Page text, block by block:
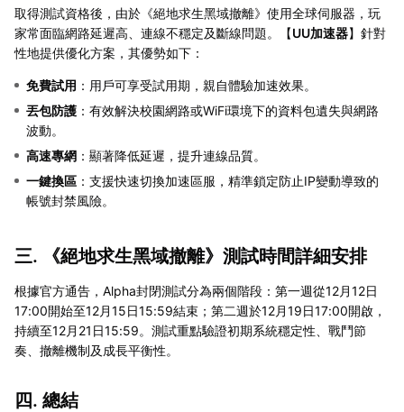
取得測試資格後，由於《絕地求生黑域撤離》使用全球伺服器，玩
家常面臨網路延遲高、連線不穩定及斷線問題。【UU加速器】針對
性地提供優化方案，其優勢如下：
免費試用 ：用戶可享受試用期，親自體驗加速效果。
丟包防護 ：有效解決校園網路或WiFi環境下的資料包遺失與網路
波動。
高速專網 ：顯著降低延遲，提升連線品質。
一鍵換區 ：支援快速切換加速區服，精準鎖定防止IP變動導致的
帳號封禁風險。
三. 《絕地求生黑域撤離》測試時間詳細安排
根據官方通告，Alpha封閉測試分為兩個階段：第一週從12月12日
17:00開始至12月15日15:59結束；第二週於12月19日17:00開啟，
持續至12月21日15:59。測試重點驗證初期系統穩定性、戰鬥節
奏、撤離機制及成長平衡性。
四. 總結